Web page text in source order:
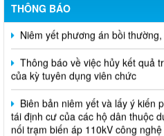
THÔNG BÁO
Niêm yết phương án bồi
Thông báo về việc hủy kết quả
của kỳ tuyên dụng viên chức
Biên bản niêm yết và lấy ý kiến
tái định cư của các hộ dân thuộc
nối trạm biến áp 110kV công
Trạch, thành phố Đồng Nai